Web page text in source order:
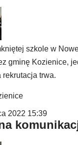
szkole w
gminę Kozienice,
trwa.
2022 15:39